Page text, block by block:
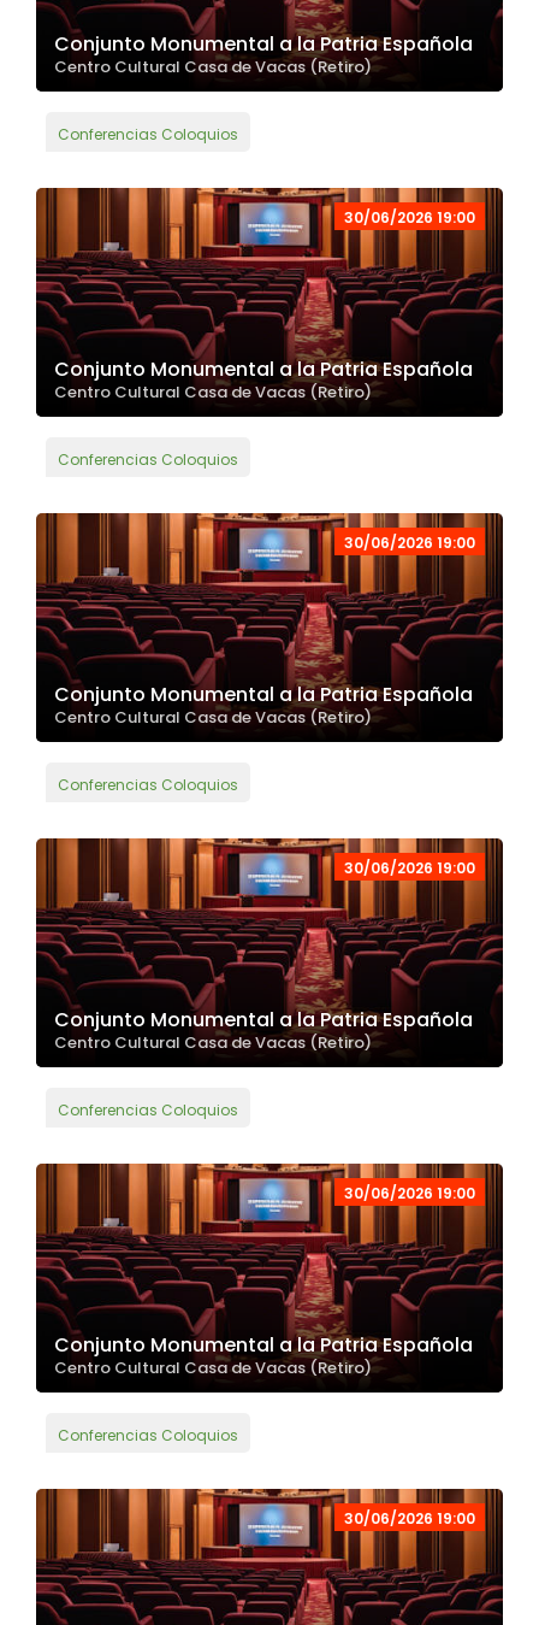
Conjunto Monumental a la Patria Española
Centro Cultural Casa de Vacas (Retiro)
Conferencias Coloquios
30/06/2026 19:00
Conjunto Monumental a la Patria Española
Centro Cultural Casa de Vacas (Retiro)
Conferencias Coloquios
30/06/2026 19:00
Conjunto Monumental a la Patria Española
Centro Cultural Casa de Vacas (Retiro)
Conferencias Coloquios
30/06/2026 19:00
Conjunto Monumental a la Patria Española
Centro Cultural Casa de Vacas (Retiro)
Conferencias Coloquios
30/06/2026 19:00
Conjunto Monumental a la Patria Española
Centro Cultural Casa de Vacas (Retiro)
Conferencias Coloquios
30/06/2026 19:00